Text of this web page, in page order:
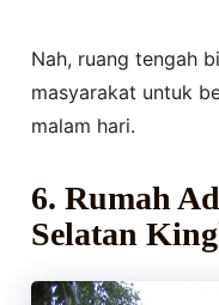
Nah, ruang tengah
masyarakat untuk
malam hari.
6. Rumah
Selatan